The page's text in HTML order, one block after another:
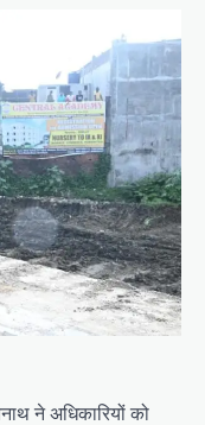
ने अधिकारियों को